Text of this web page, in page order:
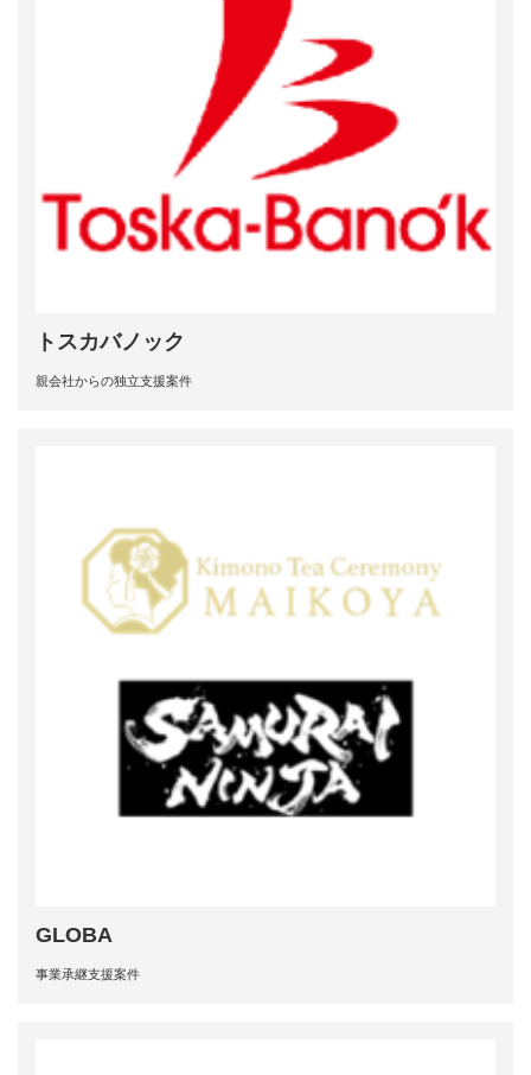
トスカバノック
親会社からの独立支援案件
GLOBA
事業承継支援案件